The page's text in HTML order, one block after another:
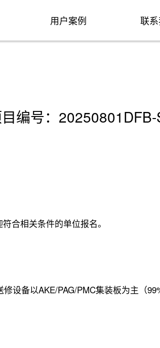
用户案例 联
编号：20250801DFB-
合相关条件的单位报名。
设备以AKE/PAG/PMC集装板为主（